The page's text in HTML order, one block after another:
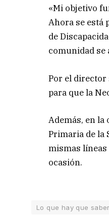
«Mi objetivo
Ahora se está
de
comunidad se
Por el director
para que la
Además, en la
Primaria de la
mismas
ocasión.
Lo que hay que saber